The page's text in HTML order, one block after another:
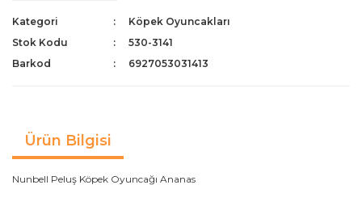
Kategori
Köpek Oyuncakları
Stok Kodu
530-3141
Barkod
6927053031413
Ürün Bilgisi
Nunbell Peluş Köpek Oyuncağı Ananas